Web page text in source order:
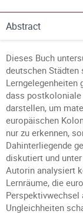
Abstract
Dieses Buch
deutschen Städten
Lerngelegenheiten
dass postkoloniale
darstellen, um
europäischen
nur zu erkennen,
Dahinterliegende
diskutiert und
Autorin analysiert
Lernräume, die
Perspektivwechsel
Ungleichheiten